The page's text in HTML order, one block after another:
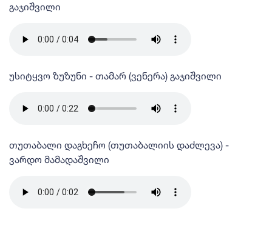
გაჯიშვილი
უსიტყვო ზუზუნი - თამარ (ვენერა) გაჯიშვილი
თუთაბალი დაგხეჩო (თუთაბალიის დაძლევა) -
ვარდო მამადაშვილი